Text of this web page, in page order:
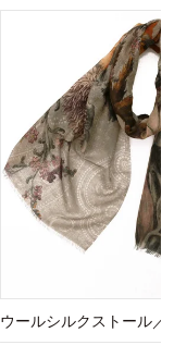
ウールシルクストール／